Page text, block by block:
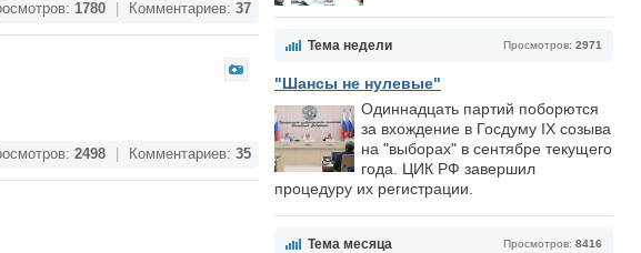
Просмотров: 2971
Тема недели
"Шансы не нулевые"
Одиннадцать партий поборются
за вхождение в Госдуму IX созыва
на "выборах" в сентябре текущего
года. ЦИК РФ завершил
процедуру их регистрации.
Просмотров: 8416
Тема месяца
1780 Комментариев: 37
2498 Комментариев: 35